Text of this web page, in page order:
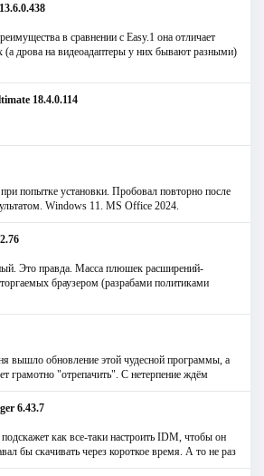
в сравнении с Easy.1 она отличает
(а дрова на видеоадаптеры у них бывают разными)
18.4.0.114
попытке установки. Пробовал повторно после
Windows 11. MS Offiсe 2024.
Это правда. Масса плюшек расширений-
браузером (разрабами политиками
вышло обновление этой чудесной программы, а
грамотно "отрепачить". С нетерпение ждём
6.43.7
как все-таки настроить IDM, чтобы он
бы скачивать через короткое время. А то не раз